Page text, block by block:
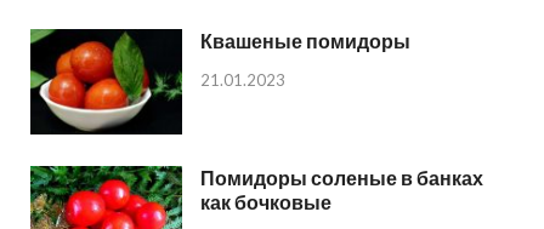
Квашеные помидоры
21.01.2023
Помидоры соленые в банках
как бочковые